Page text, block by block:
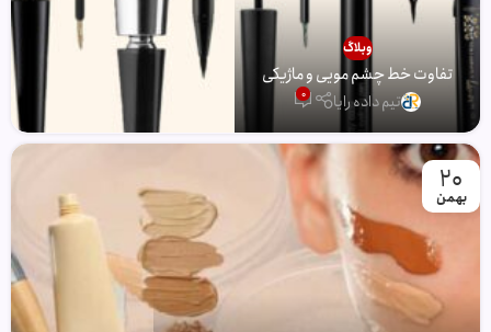
وبلاگ
تفاوت خط چشم مویی و ماژیکی
تیم داده رایا 0
20
بهمن